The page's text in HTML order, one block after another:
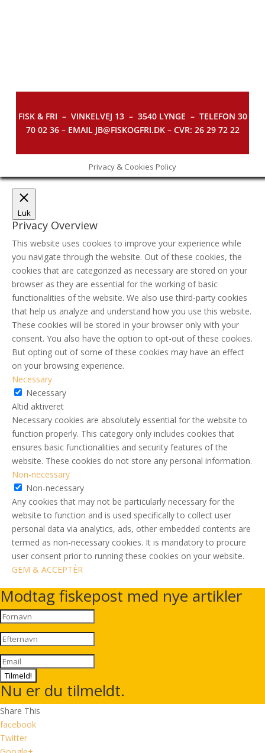
FISK & FRI – VINKELVEJ 13 – 3540 LYNGE – TELEFON 30
70 02 36 – EMAIL JB@FISKOGFRI.DK – CVR: 26 29 72 22
Privacy & Cookies Policy
Luk
Privacy Overview
This website uses cookies to improve your experience while
you navigate through the website. Out of these cookies, the
cookies that are categorized as necessary are stored on your
browser as they are essential for the working of basic
functionalities of the website. We also use third-party cookies
that help us analyze and understand how you use this website.
These cookies will be stored in your browser only with your
consent. You also have the option to opt-out of these cookies.
But opting out of some of these cookies may have an effect
on your browsing experience.
Necessary
Necessary
Altid aktiveret
Necessary cookies are absolutely essential for the website to
function properly. This category only includes cookies that
ensures basic functionalities and security features of the
website. These cookies do not store any personal information.
Non-necessary
Non-necessary
Any cookies that may not be particularly necessary for the
website to function and is used specifically to collect user
personal data via analytics, ads, other embedded contents are
termed as non-necessary cookies. It is mandatory to procure
user consent prior to running these cookies on your website.
GEM & ACCEPTÈR
Modtag fiskepost med nye artikler
Tilmeld!
Nu er du tilmeldt.
Share This
facebook
Twitter